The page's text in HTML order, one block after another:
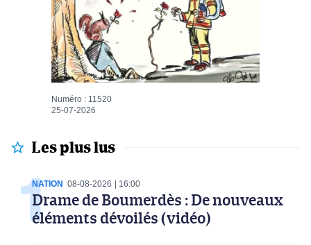
Numéro : 11520
25-07-2026
Les plus lus
NATION 08-08-2026 16:00
Drame de Boumerdès : De nouveaux
éléments dévoilés (vidéo)